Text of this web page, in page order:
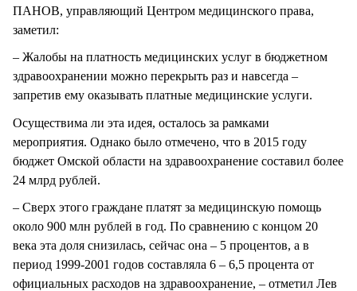
ПАНОВ, управляющий Центром медицинского права,
заметил:
– Жалобы на платность медицинских услуг в бюджетном
здравоохранении можно перекрыть раз и навсегда –
запретив ему оказывать платные медицинские услуги.
Осуществима ли эта идея, осталось за рамками
мероприятия. Однако было отмечено, что в 2015 году
бюджет Омской области на здравоохранение составил более
24 млрд рублей.
– Сверх этого граждане платят за медицинскую помощь
около 900 млн рублей в год. По сравнению с концом 20
века эта доля снизилась, сейчас она – 5 процентов, а в
период 1999-2001 годов составляла 6 – 6,5 процента от
официальных расходов на здравоохранение, – отметил Лев